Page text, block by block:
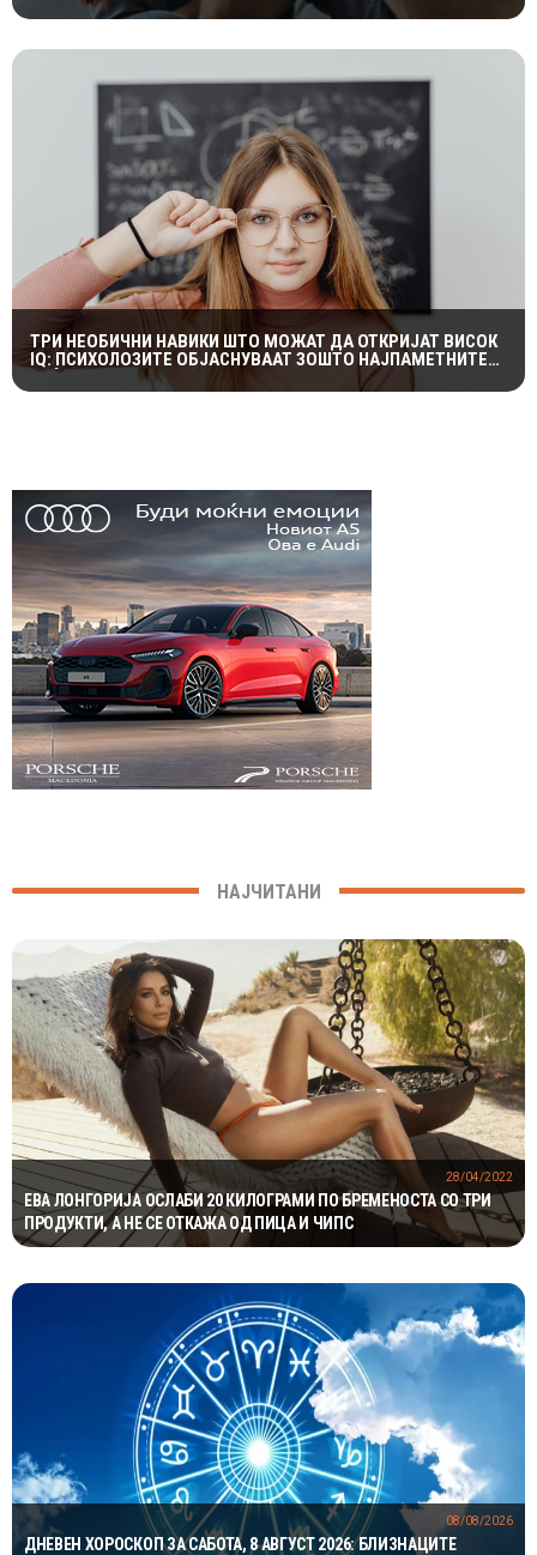
ТРИ НЕОБИЧНИ НАВИКИ ШТО МОЖАТ ДА ОТКРИЈАТ ВИСОК
IQ: ПСИХОЛОЗИТЕ ОБЈАСНУВААТ ЗОШТО НАЈПАМЕТНИТЕ
ЛУЃЕ ЧЕСТО СЕ ДВОУМАТ
НАЈЧИТАНИ
ЕВА ЛОНГОРИЈА ОСЛАБИ 20 КИЛОГРАМИ ПО БРЕМЕНОСТА СО ТРИ
ПРОДУКТИ, А НЕ СЕ ОТКАЖА ОД ПИЦА И ЧИПС
28/04/2022
ДНЕВЕН ХОРОСКОП ЗА САБОТА, 8 АВГУСТ 2026: БЛИЗНАЦИТЕ
08/08/2026